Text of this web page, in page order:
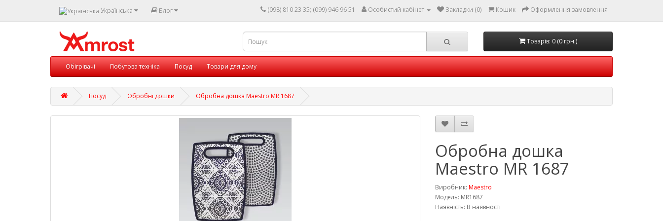
Українська Блог (098) 810 23 35; (099) 946 96 51 Особистий кабінет Закладки (0) Кошик Оформлення замовлення
Товарів: 0 (0 грн.)
Обігрівачі Побутова техніка Посуд Товари для дому
Посуд Обробні дошки Обробна дошка Maestro MR 1687
Обробна дошка
Maestro MR 1687
Виробник: Maestro
Модель: MR1687
Наявність: В наявності